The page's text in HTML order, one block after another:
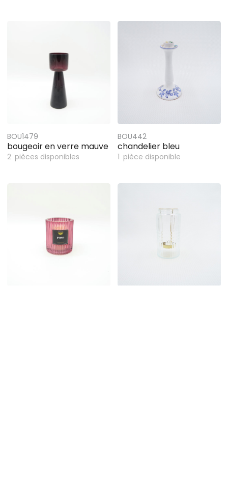
BOU1479
bougeoir en verre mauve
2 pièces disponibles
BOU442
chandelier bleu
1 pièce disponible